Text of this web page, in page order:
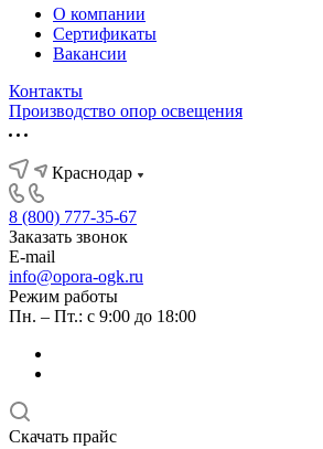
О компании
Сертификаты
Вакансии
Контакты
Производство опор освещения
Краснодар
8 (800) 777-35-67
Заказать звонок
E-mail
info@opora-ogk.ru
Режим работы
Пн. – Пт.: с 9:00 до 18:00
Скачать прайс